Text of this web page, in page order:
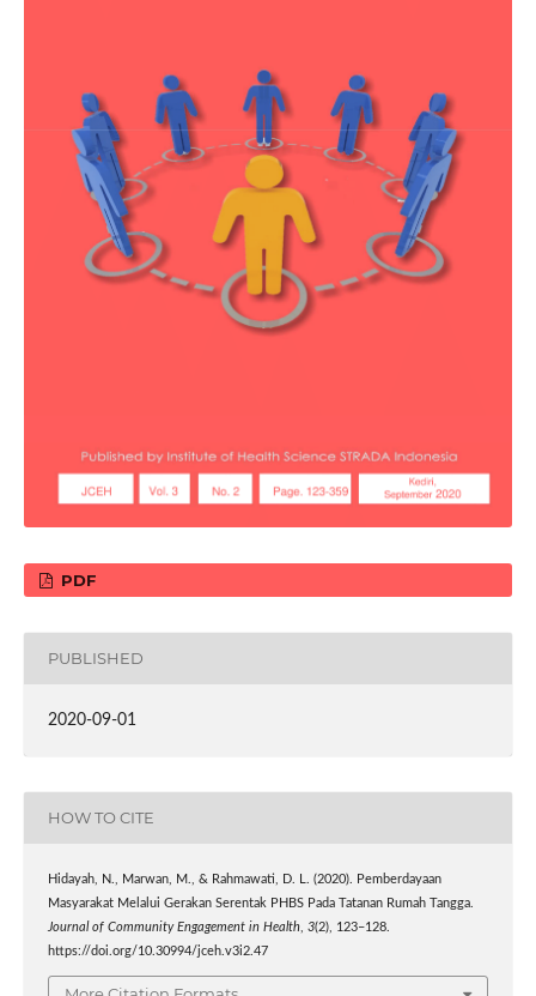
PDF
PUBLISHED
2020-09-01
HOW TO CITE
Hidayah, N., Marwan, M., & Rahmawati, D. L. (2020). Pemberdayaan
Masyarakat Melalui Gerakan Serentak PHBS Pada Tatanan Rumah Tangga.
Journal of Community Engagement in Health, 3(2), 123–128.
https://doi.org/10.30994/jceh.v3i2.47